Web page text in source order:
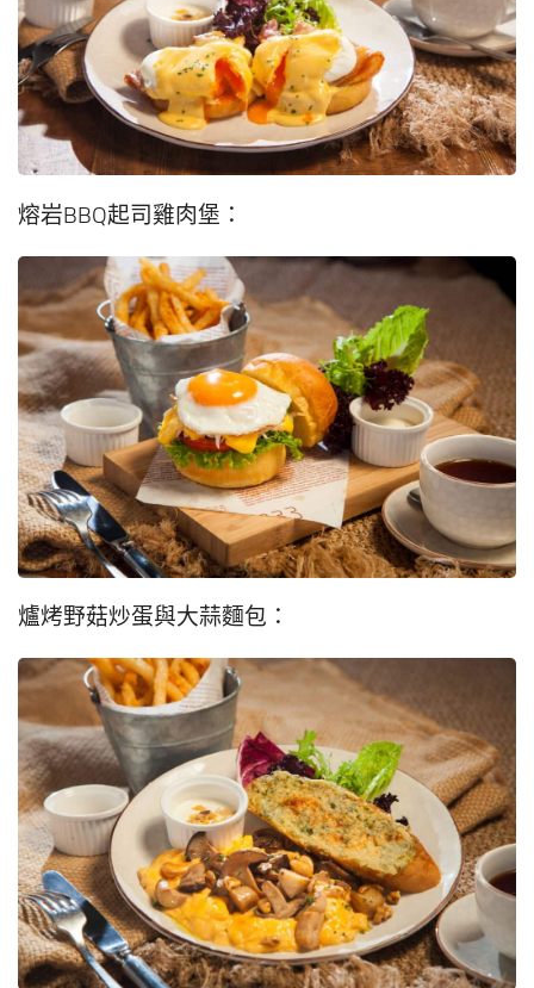
熔岩BBQ起司雞肉堡：
爐烤野菇炒蛋與大蒜麵包：